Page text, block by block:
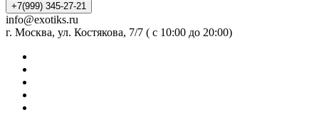
+7(999) 345-27-21
info@exotiks.ru
г. Москва, ул. Костякова, 7/7 ( с 10:00 до 20:00)